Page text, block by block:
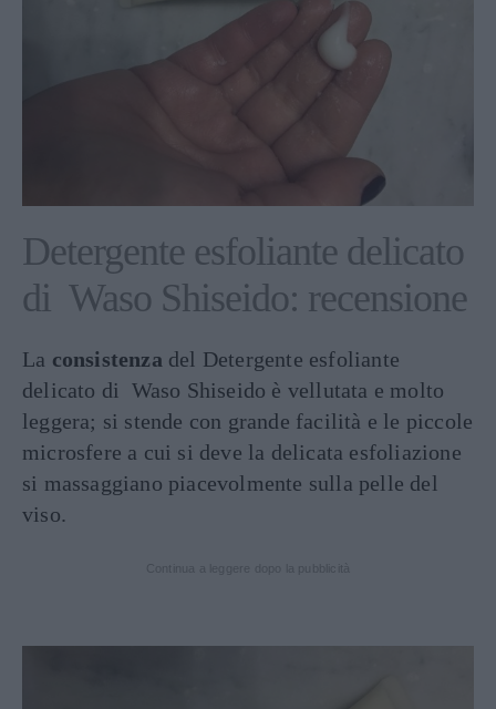
Detergente esfoliante delicato
di Waso Shiseido: recensione
La consistenza del Detergente esfoliante
delicato di Waso Shiseido è vellutata e molto
leggera; si stende con grande facilità e le piccole
microsfere a cui si deve la delicata esfoliazione
si massaggiano piacevolmente sulla pelle del
viso.